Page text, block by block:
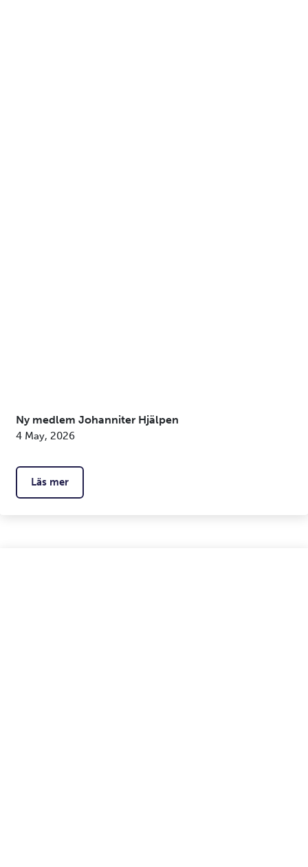
Ny medlem Johanniter Hjälpen
4 May, 2026
Läs mer